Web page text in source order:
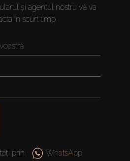
și agentul nostru vă va
în scurt timp
prin WhatsApp